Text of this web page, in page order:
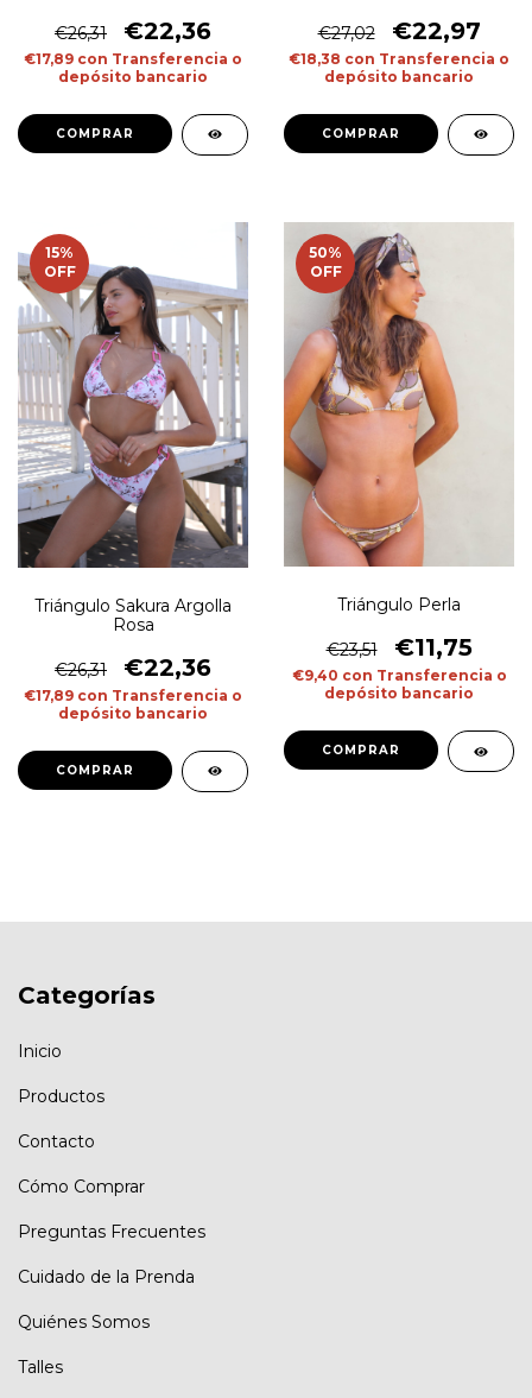
€26,31 €22,36
€17,89 con Transferencia o
depósito bancario
COMPRAR
€27,02 €22,97
€18,38 con Transferencia o
depósito bancario
COMPRAR
15%
OFF
Triángulo Sakura Argolla
Rosa
€26,31 €22,36
€17,89 con Transferencia o
depósito bancario
COMPRAR
50%
OFF
Triángulo Perla
€23,51 €11,75
€9,40 con Transferencia o
depósito bancario
COMPRAR
Categorías
Inicio
Productos
Contacto
Cómo Comprar
Preguntas Frecuentes
Cuidado de la Prenda
Quiénes Somos
Talles